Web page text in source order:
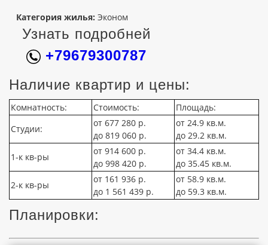
Категория жилья: Эконом
Узнать подробней
+79679300787
Наличие квартир и цены:
Комнатность: Стоимость:
Площадь:
Студии:
от 677 280 р.
до 819 060 р.
от 24.9 кв.м.
до 29.2 кв.м.
1-к кв-ры
от 914 600 р.
до 998 420 р.
от 34.4 кв.м.
до 35.45 кв.м.
2-к кв-ры
от 161 936 р.
до 1 561 439 р.
от 58.9 кв.м.
до 59.3 кв.м.
Планировки: